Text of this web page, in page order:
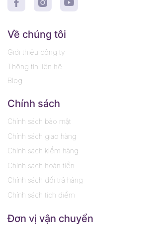
Về chúng tôi
Giới thiệu công ty
Thông tin liên hệ
Blog
Chính sách
Chính sách bảo mật
Chính sách giao hàng
Chính sách kiểm hàng
Chính sách hoàn tiền
Chính sách đổi trả hàng
Chính sách tích điểm
Đơn vị vận chuyển